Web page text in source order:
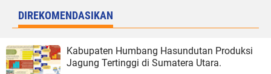
DIREKOMENDASIKAN
Kabupaten Humbang Hasundutan Produksi
Jagung Tertinggi di Sumatera Utara.